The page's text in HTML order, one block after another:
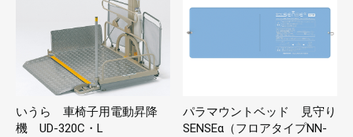
いうら 車椅子用電動昇降
機 UD-320C・L
パラマウントベッド 見守り
SENSEα（フロアタイプNN-